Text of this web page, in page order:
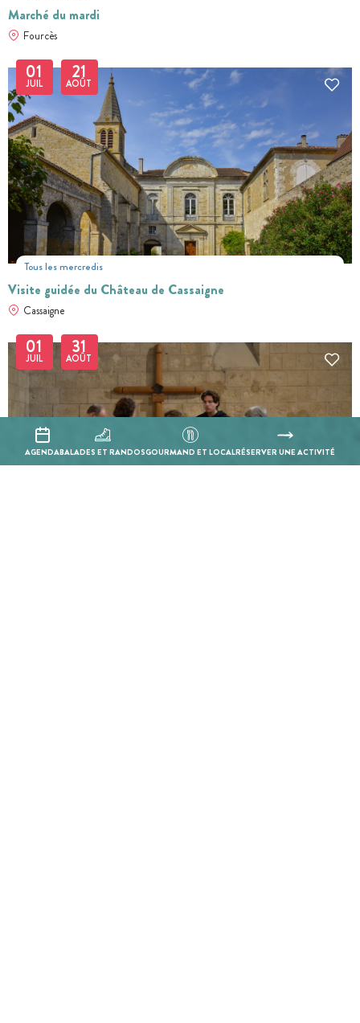
AGENDABALADES ET RANDOSGOURMAND ET LOCALRÉSERVER UNE ACTIVITÉ
Marché du mardi
Fourcès
Tous les mercredis
01
JUIL 21
AOÛT
Visite guidée du Château de Cassaigne
Cassaigne
01
JUIL 31
AOÛT